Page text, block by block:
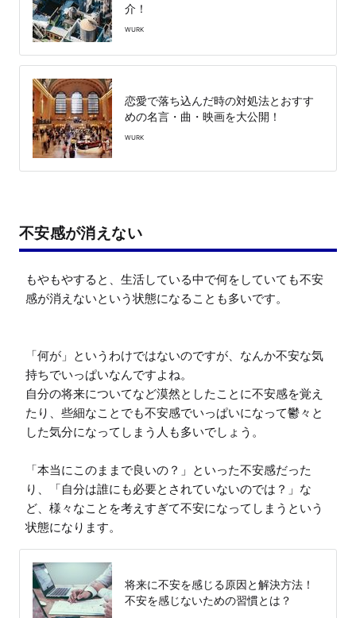
介！
WURK
恋愛で落ち込んだ時の対処法とおすす
めの名言・曲・映画を大公開！
WURK
不安感が消えない
もやもやすると、生活している中で何をしていても不安
感が消えないという状態になることも多いです。
「何が」というわけではないのですが、なんか不安な気
持ちでいっぱいなんですよね。
自分の将来についてなど漠然としたことに不安感を覚え
たり、些細なことでも不安感でいっぱいになって鬱々と
した気分になってしまう人も多いでしょう。
「本当にこのままで良いの？」といった不安感だった
り、「自分は誰にも必要とされていないのでは？」な
ど、様々なことを考えすぎて不安になってしまうという
状態になります。
将来に不安を感じる原因と解決方法！
不安を感じないための習慣とは？